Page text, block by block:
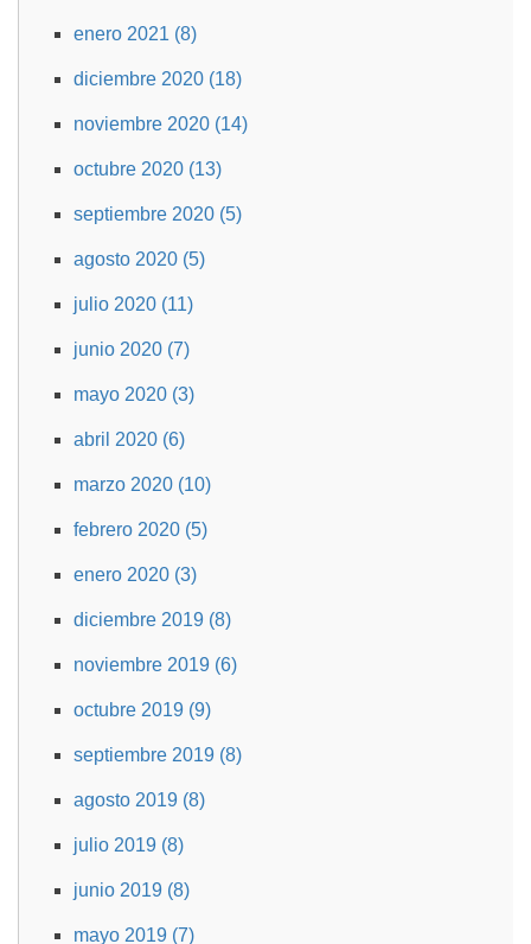
enero 2021 (8)
diciembre 2020 (18)
noviembre 2020 (14)
octubre 2020 (13)
septiembre 2020 (5)
agosto 2020 (5)
julio 2020 (11)
junio 2020 (7)
mayo 2020 (3)
abril 2020 (6)
marzo 2020 (10)
febrero 2020 (5)
enero 2020 (3)
diciembre 2019 (8)
noviembre 2019 (6)
octubre 2019 (9)
septiembre 2019 (8)
agosto 2019 (8)
julio 2019 (8)
junio 2019 (8)
mayo 2019 (7)